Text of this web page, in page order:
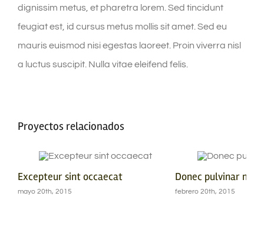
dignissim metus, et pharetra lorem. Sed tincidunt
feugiat est, id cursus metus mollis sit amet. Sed eu
mauris euismod nisi egestas laoreet. Proin viverra nisl
a luctus suscipit. Nulla vitae eleifend felis.
Proyectos relacionados
Excepteur sint occaecat
mayo 20th, 2015
Donec pulvinar
febrero 20th, 2015